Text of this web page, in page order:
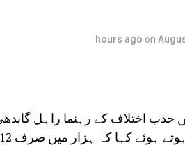
on
حذب اختلاف کے رہنما راہل